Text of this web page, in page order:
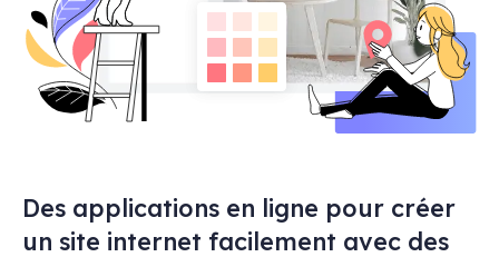
Des applications en ligne pour créer
un site internet facilement avec des